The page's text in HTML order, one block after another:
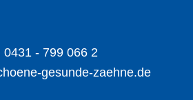
0431 - 799 066 2
gesunde-zaehne.de